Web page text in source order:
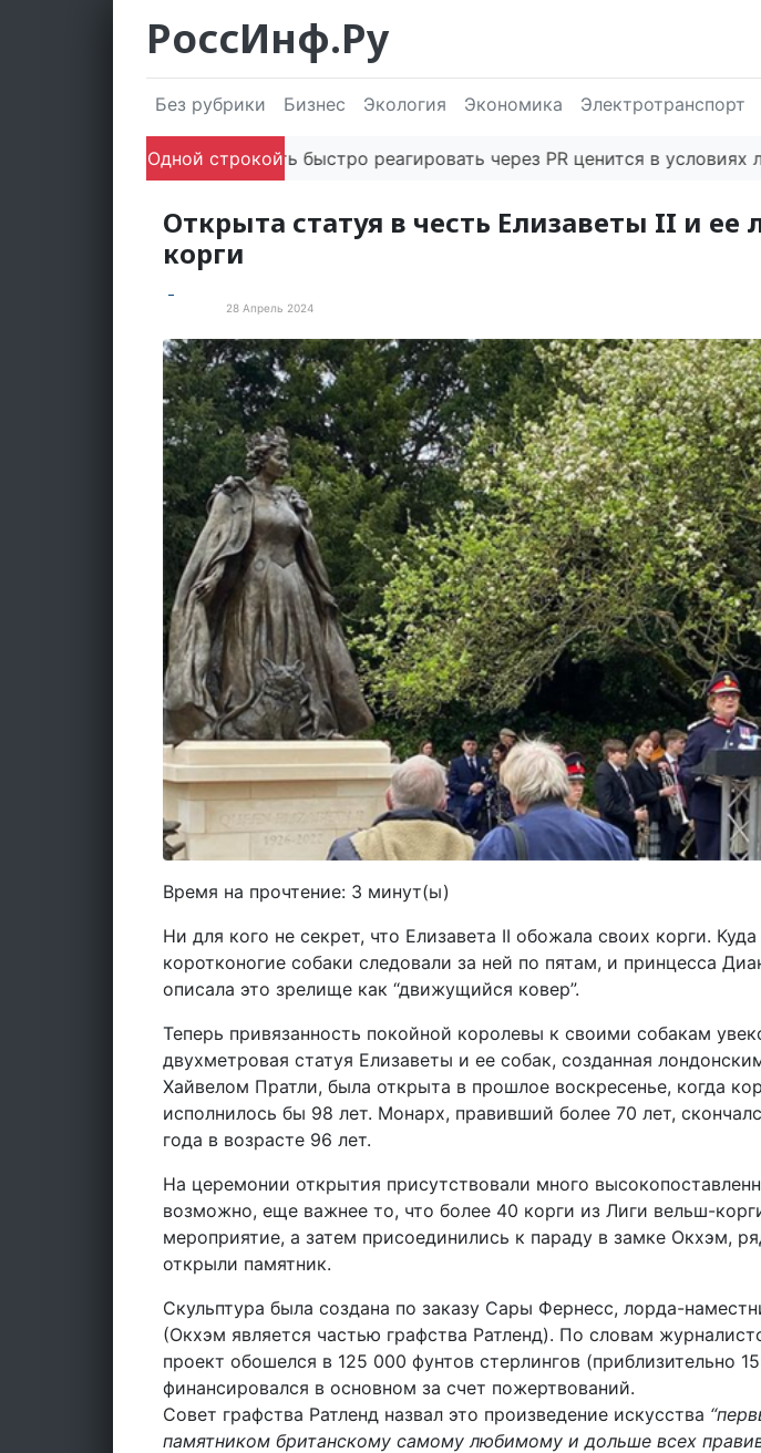
РоссИнф.Ру
Без рубрики Бизнес Экология Экономика Электротранспорт
Одной строкой
Способность быстро реагировать через PR ценится в условиях лимита
Открыта статуя в честь Елизаветы II и
корги
28 Апрель 2024
Время на прочтение: 3 минут(ы)
Ни для кого не секрет, что Елизавета II обожала своих корги.
коротконогие собаки следовали за ней по пятам, и принцесса
описала это зрелище как “движущийся ковер”.
Теперь привязанность покойной королевы к своими собакам
двухметровая статуя Елизаветы и ее собак, созданная
Хайвелом Пратли, была открыта в прошлое воскресенье, когда
исполнилось бы 98 лет. Монарх, правивший более 70 лет,
года в возрасте 96 лет.
На церемонии открытия присутствовали много
возможно, еще важнее то, что более 40 корги из Лиги вельш-
мероприятие, а затем присоединились к параду в замке Окхэм,
открыли памятник.
Скульптура была создана по заказу Сары Фернесс, лорда-
(Окхэм является частью графства Ратленд). По словам
проект обошелся в 125 000 фунтов стерлингов (приблизительно
финансировался в основном за счет пожертвований.
Совет графства Ратленд назвал это произведение искусства
памятником британскому самому любимому и дольше всех